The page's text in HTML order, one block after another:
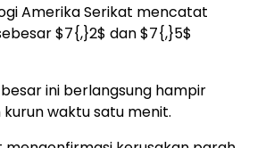
Amerika Serikat mencatat
$7{,}2$ dan $7{,}5$
ini berlangsung hampir
waktu satu menit.